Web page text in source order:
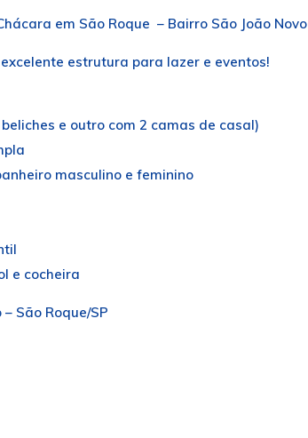
em São Roque – Bairro São João Novo
estrutura para lazer e eventos!
e outro com 2 camas de casal)
masculino e feminino
e cocheira
São Roque/SP